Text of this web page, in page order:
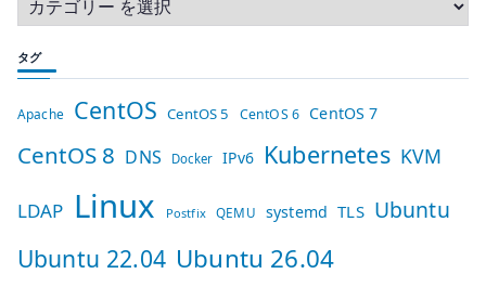
タグ
Apache CentOS CentOS 5 CentOS 6 CentOS 7
CentOS 8 DNS Docker IPv6 Kubernetes KVM
LDAP Linux Postfix QEMU systemd TLS Ubuntu
Ubuntu 22.04 Ubuntu 26.04